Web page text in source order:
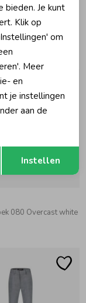
Deep Black
080 Overcast white
Je kunt
Klik op
om
Meer
en
je instellingen
aan de
Instellen